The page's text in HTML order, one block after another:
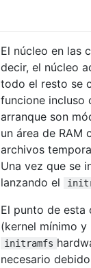
El núcleo en las
decir, el núcleo
todo el resto se
funcione incluso
arranque son
un área de RAM
archivos
Una vez que se
lanzando el
El punto de esta
(kernel mínimo
initramfs
necesario